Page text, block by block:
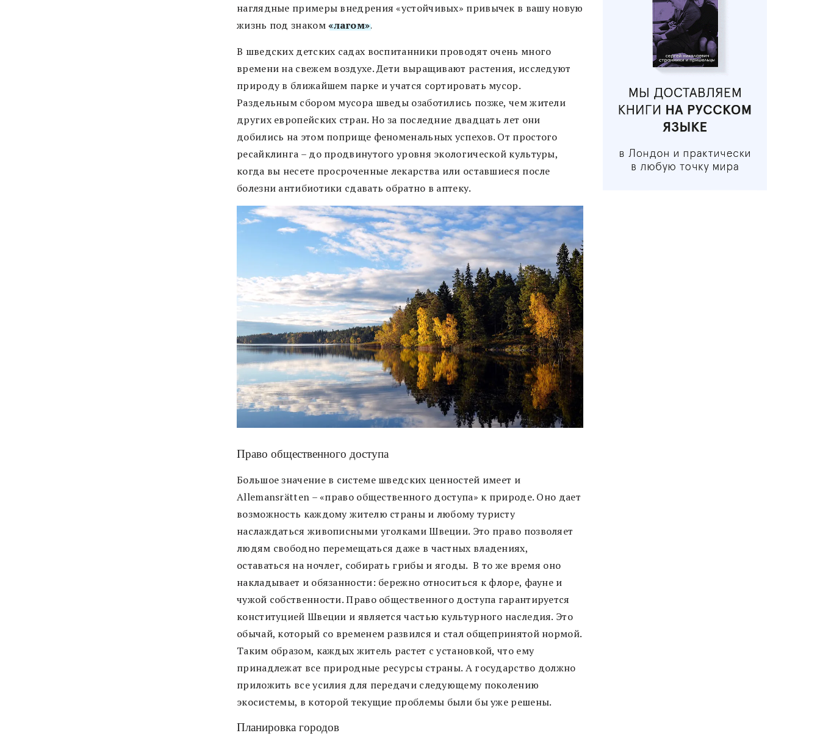
наглядные примеры внедрения «устойчивых» привычек в вашу новую
жизнь под знаком«лагом».
В шведских детских садах воспитанники проводят очень много
времени на свежем воздухе. Дети выращивают растения, исследуют
природу в ближайшем парке и учатся сортировать мусор.
Раздельным сбором мусора шведы озаботились позже, чем жители
других европейских стран. Но за последние двадцать лет они
добились на этом поприще феноменальных успехов. От простого
ресайклинга – до продвинутого уровня экологической культуры,
когда вы несете просроченные лекарства или оставшиеся после
болезни антибиотики сдавать обратно в аптеку.
Право общественного доступа
Большое значение в системе шведских ценностей имеет и
Allemansrätten – «право общественного доступа» к природе. Оно дает
возможность каждому жителю страны и любому туристу
наслаждаться живописными уголками Швеции. Это право позволяет
людям свободно перемещаться даже в частных владениях,
оставаться на ночлег, собирать грибы и ягоды. В то же время оно
накладывает и обязанности: бережно относиться к флоре, фауне и
чужой собственности. Право общественного доступа гарантируется
конституцией Швеции и является частью культурного наследия. Это
обычай, который со временем развился и стал общепринятой нормой.
Таким образом, каждых житель растет с установкой, что ему
принадлежат все природные ресурсы страны. А государство должно
приложить все усилия для передачи следующему поколению
экосистемы, в которой текущие проблемы были бы уже решены.
Планировка городов